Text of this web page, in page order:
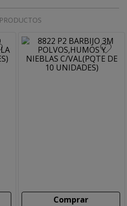
PRODUCTOS
Comprar